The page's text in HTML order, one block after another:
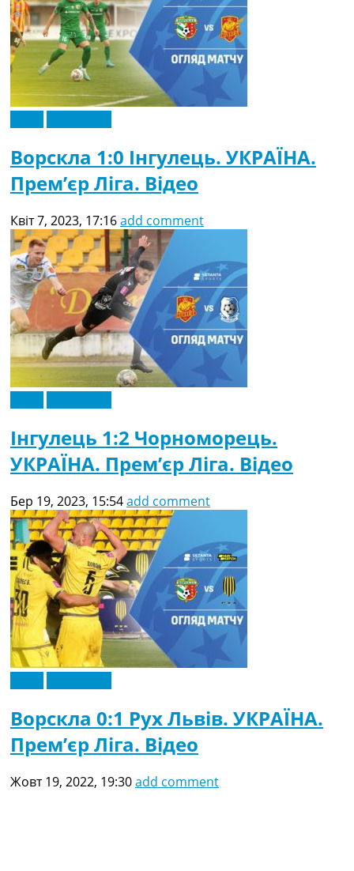
Ворскла 1:0 Інгулець. УКРАЇНА.
Прем’єр Ліга. Відео
Квіт 7, 2023, 17:16add comment
Інгулець 1:2 Чорноморець.
УКРАЇНА. Прем’єр Ліга. Відео
Бер 19, 2023, 15:54add comment
Ворскла 0:1 Рух Львів. УКРАЇНА.
Прем’єр Ліга. Відео
Жовт 19, 2022, 19:30add comment